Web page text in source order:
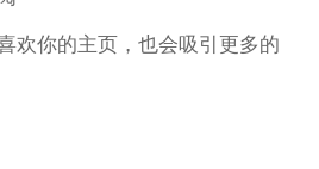
欢你的主页，也会吸引更多的